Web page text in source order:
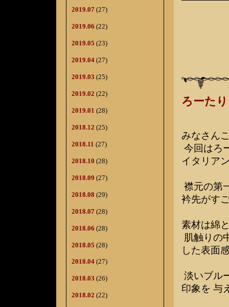
2019.07 (27)
2019.06 (22)
2019.05 (23)
2019.04 (27)
2019.03 (25)
2019.02 (22)
2019.01 (28)
2018.12 (25)
2018.11 (27)
2018.10 (28)
2018.09 (27)
2018.08 (29)
2018.07 (28)
2018.06 (28)
2018.05 (28)
2018.04 (27)
2018.03 (26)
2018.02 (22)
ろーた
みなさん
今回はろ
イタリア
襟元の第
衿先がす
素材は綿
肌触りの
した表面
淡いブル
印象を 与